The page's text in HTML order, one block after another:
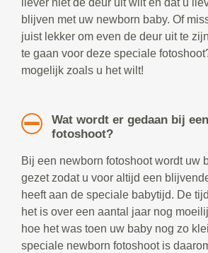
liever niet de deur uit wilt en dat u
blijven met uw newborn baby. Of
juist lekker om even de deur uit te
te gaan voor deze speciale
mogelijk zoals u het wilt!
Wat wordt er gedaan bij
fotoshoot?
Bij een newborn fotoshoot wordt uw
gezet zodat u voor altijd een
heeft aan de speciale babytijd. De
het is over een aantal jaar nog
hoe het was toen uw baby nog zo
speciale newborn fotoshoot is